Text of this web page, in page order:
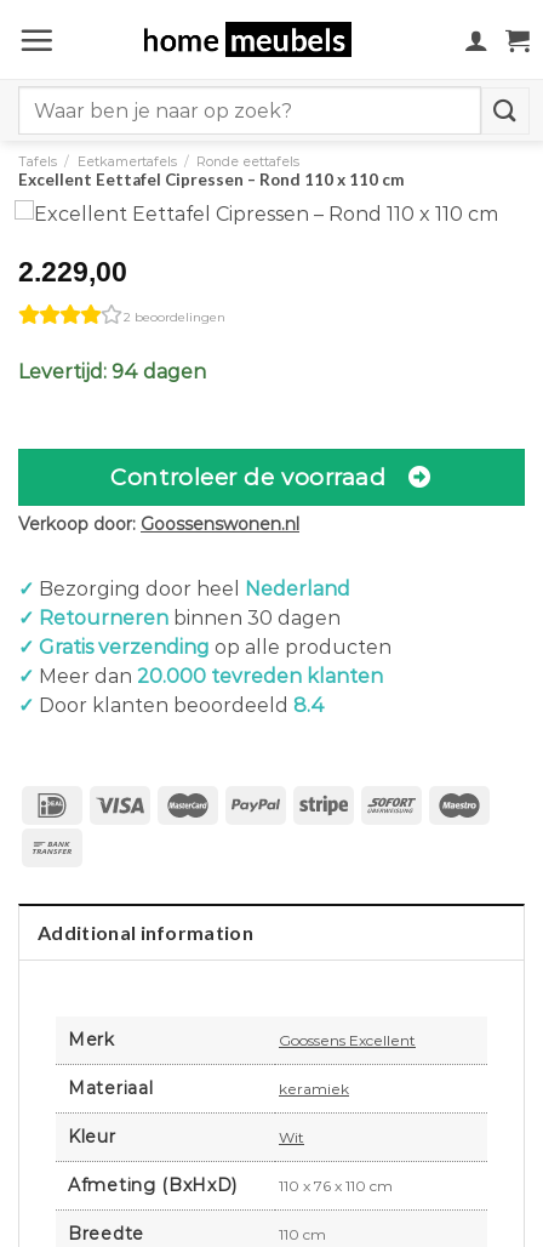
naar
for:
Tafels / Eetkamertafels / Ronde eettafels
Excellent Eettafel Cipressen – Rond 110 x 110 cm
2.229,00
2 beoordelingen
Levertijd: 94 dagen
Controleer de voorraad
Verkoop door: Goossenswonen.nl
✓ Bezorging door heel
Nederland
✓ Retourneren binnen 30 dagen
✓ Gratis verzending op alle producten
✓ Meer dan 20.000 tevreden klanten
✓ Door klanten beoordeeld 8.4
Additional information
Merk Goossens Excellent
Materiaal keramiek
Kleur Wit
Afmeting (BxHxD) 110 x 76 x 110 cm
Breedte 110 cm